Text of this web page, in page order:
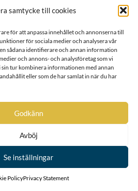
samtycke till cookies
för att anpassa innehållet och annonserna till
för sociala medier och analysera vår
sådana identifierare och annan information
och annons- och analysföretag som vi
sin tur kombinera informationen med annan
eller som de har samlat in när du har
Godkänn
Avböj
Se inställningar
PolicyPrivacy Statement
Beije